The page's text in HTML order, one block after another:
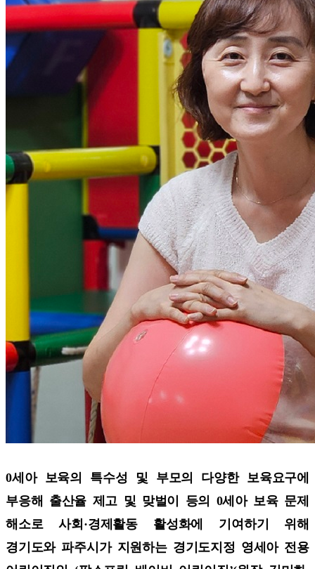
0세아 보육의 특수성 및 부모의 다양한 보육요구에
부응해 출산율 제고 및 맞벌이 등의 0세아 보육 문제
해소로 사회·경제활동 활성화에 기여하기 위해
경기도와 파주시가 지원하는 경기도지정 영세아 전용